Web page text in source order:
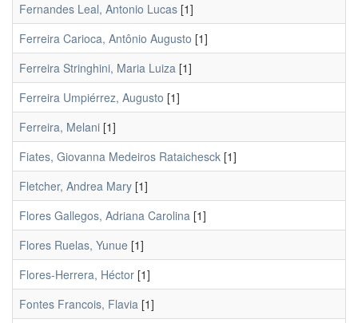
Fernandes Leal, Antonio Lucas [1]
Ferreira Carioca, Antônio Augusto [1]
Ferreira Stringhini, Maria Luiza [1]
Ferreira Umpiérrez, Augusto [1]
Ferreira, Melani [1]
Fiates, Giovanna Medeiros Rataichesck [1]
Fletcher, Andrea Mary [1]
Flores Gallegos, Adriana Carolina [1]
Flores Ruelas, Yunue [1]
Flores-Herrera, Héctor [1]
Fontes Francois, Flavia [1]